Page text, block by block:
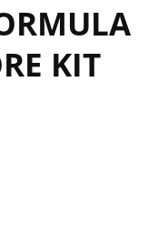
KIT